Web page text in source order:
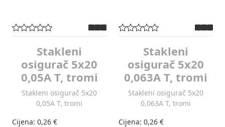
Stakleni
osigurač 5x20
0,05A T, tromi
Stakleni osigurač 5x20
0,05A T, tromi
Cijena: 0,26 €
Stakleni
osigurač 5x20
0,063A T, tromi
Stakleni osigurač 5x20
0,063A T, tromi
Cijena: 0,26 €